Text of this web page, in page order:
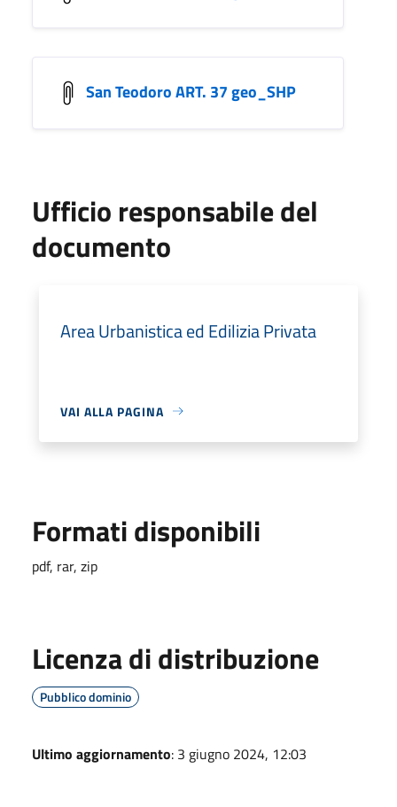
San Teodoro ART. 37 geo_SHP
Ufficio responsabile del
documento
Area Urbanistica ed Edilizia Privata
VAI ALLA PAGINA
Formati disponibili
pdf, rar, zip
Licenza di distribuzione
Pubblico dominio
Ultimo aggiornamento: 3 giugno 2024, 12:03